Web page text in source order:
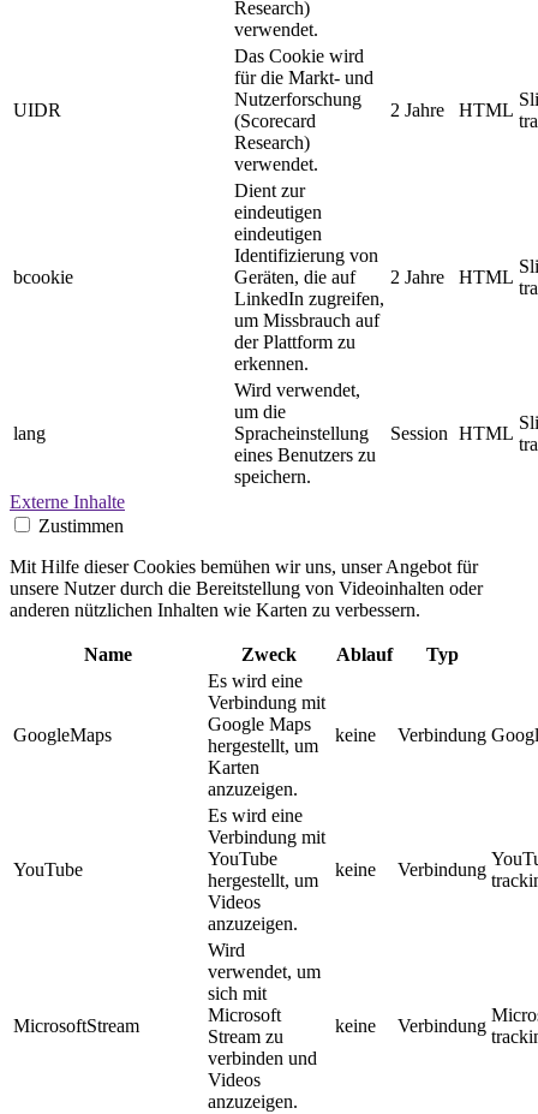
Research)
verwendet.
UIDR
Das Cookie wird
für die Markt- und
Nutzerforschung
(Scorecard
Research)
verwendet.
2 Jahre HTML
bcookie
Dient zur
eindeutigen
eindeutigen
Identifizierung von
Geräten, die auf
LinkedIn zugreifen,
um Missbrauch auf
der Plattform zu
erkennen.
2 Jahre HTML
lang
Wird verwendet,
um die
Spracheinstellung
eines Benutzers zu
speichern.
Session HTML
Externe Inhalte
Zustimmen
Mit Hilfe dieser Cookies bemühen wir uns, unser Angebot für
unsere Nutzer durch die Bereitstellung von Videoinhalten oder
anderen nützlichen Inhalten wie Karten zu verbessern.
Name Zweck Ablauf Typ
GoogleMaps
Es wird eine
Verbindung mit
Google Maps
hergestellt, um
Karten
anzuzeigen.
keine Verbindung
YouTube
Es wird eine
Verbindung mit
YouTube
hergestellt, um
Videos
anzuzeigen.
keine Verbindung
MicrosoftStream
Wird
verwendet, um
sich mit
Microsoft
Stream zu
verbinden und
Videos
anzuzeigen.
keine Verbindung